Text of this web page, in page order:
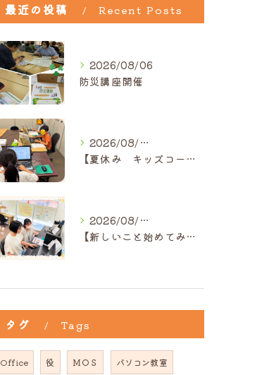
最近の投稿 Recent Posts
2026/08/06
防災講座開催
2026/08/05
【夏休み キッズコース】｜ひだまり近江八幡教室
2026/08/05
【新しいこと始めてみませんか？】ひだまり高島教室
タグ Tags
Office 役 ＭＯＳ パソコン教室